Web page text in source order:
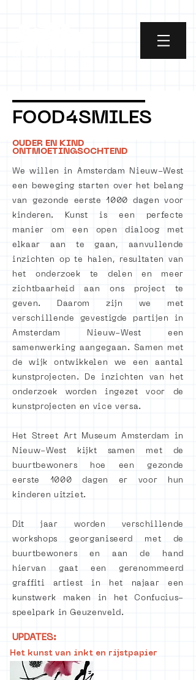
FOOD4SMILES
OUDER EN KIND
ONTMOETINGSOCHTEND
We willen in Amsterdam Nieuw-West
een beweging starten over het belang
van gezonde eerste 1000 dagen voor
kinderen. Kunst is een perfecte
manier om een open dialoog met
elkaar aan te gaan, aanvullende
inzichten op te halen, resultaten van
het onderzoek te delen en meer
zichtbaarheid aan ons project te
geven. Daarom zijn we met
verschillende gevestigde partijen in
Amsterdam Nieuw-West een
samenwerking aangegaan. Samen met
de wijk ontwikkelen we een aantal
kunstprojecten. De inzichten van het
onderzoek worden ingezet voor de
kunstprojecten en vice versa.
Het Street Art Museum Amsterdam in
Nieuw-West kijkt samen met de
buurtbewoners hoe een gezonde
eerste 1000 dagen er voor hun
kinderen uitziet.
Dit jaar worden verschillende
workshops georganiseerd met de
buurtbewoners en aan de hand
hiervan gaat een gerenommeerd
graffiti artiest in het najaar een
kunstwerk maken in het Confucius-
speelpark in Geuzenveld.
UPDATES:
Het kunst van inkt en rijstpapier